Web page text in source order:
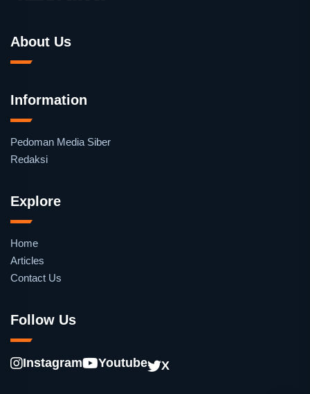
About Us
Information
Pedoman Media Siber
Redaksi
Explore
Home
Articles
Contact Us
Follow Us
Instagram Youtube X